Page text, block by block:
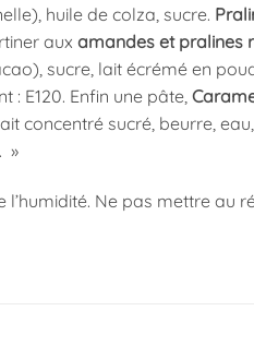
huile de colza, sucre.
aux amandes et pralines
sucre, lait écrémé en
: E120. Enfin une pâte,
concentré sucré, beurre,
»
Ne pas mettre au